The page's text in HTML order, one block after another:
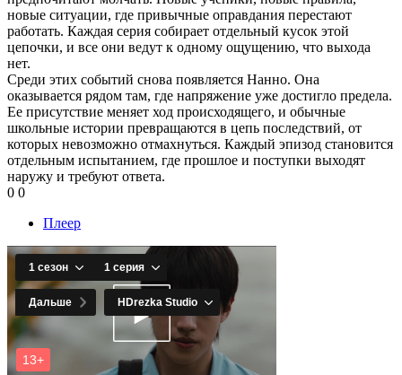
новые ситуации, где привычные оправдания перестают
работать. Каждая серия собирает отдельный кусок этой
цепочки, и все они ведут к одному ощущению, что выхода
нет.
Среди этих событий снова появляется Нанно. Она
оказывается рядом там, где напряжение уже достигло предела.
Ее присутствие меняет ход происходящего, и обычные
школьные истории превращаются в цепь последствий, от
которых невозможно отмахнуться. Каждый эпизод становится
отдельным испытанием, где прошлое и поступки выходят
наружу и требуют ответа.
0 0
Плеер